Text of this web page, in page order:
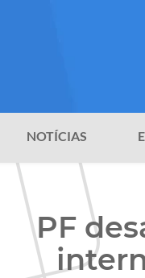
NOTÍCIAS
PF